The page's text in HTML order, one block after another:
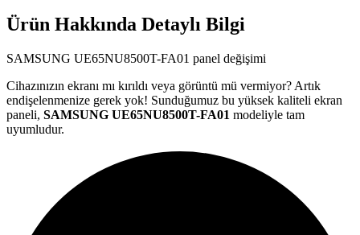
Ürün Hakkında Detaylı Bilgi
SAMSUNG UE65NU8500T-FA01 panel değişimi
Cihazınızın ekranı mı kırıldı veya görüntü mü vermiyor? Artık
endişelenmenize gerek yok! Sunduğumuz bu yüksek kaliteli ekran
paneli, SAMSUNG UE65NU8500T-FA01 modeliyle tam
uyumludur.